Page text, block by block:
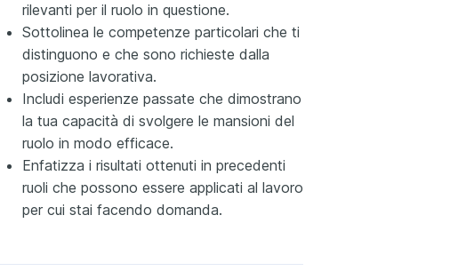
rilevanti per il ruolo in questione.
Sottolinea le competenze particolari che ti
distinguono e che sono richieste dalla
posizione lavorativa.
Includi esperienze passate che dimostrano
la tua capacità di svolgere le mansioni del
ruolo in modo efficace.
Enfatizza i risultati ottenuti in precedenti
ruoli che possono essere applicati al lavoro
per cui stai facendo domanda.